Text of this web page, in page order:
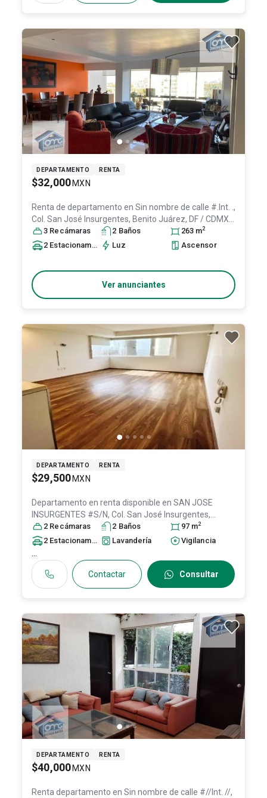
DEPARTAMENTO RENTA
$32,000 MXN
Renta de departamento en Sin nombre de calle #.Int. .,
Col. San José Insurgentes, Benito Juárez, DF / CDMX
México, C.P. 03900 , ID:22962644
3 Recámaras 2 Baños 263 m2
2 Estacionamiento sLuz Ascensor
Ver anunciantes
DEPARTAMENTO RENTA
$29,500 MXN
Departamento en renta disponible en SAN JOSE
INSURGENTES #S/N, Col. San José Insurgentes,
Benito Juárez, DF / CDMX, México , C.P. 03900, ID:
28617951
2 Recámaras 2 Baños 97 m2
2 Estacionamiento sLavandería Vigilancia
...
Contactar Consultar
DEPARTAMENTO RENTA
$40,000 MXN
Renta departamento en Sin nombre de calle #//Int. //,